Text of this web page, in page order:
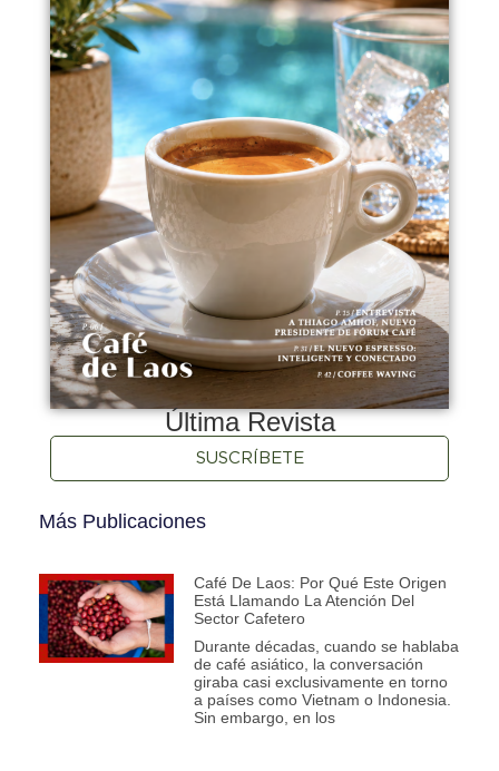
Última Revista
SUSCRÍBETE
Más Publicaciones
Café De Laos: Por Qué Este Origen
Está Llamando La Atención Del
Sector Cafetero
Durante décadas, cuando se hablaba
de café asiático, la conversación
giraba casi exclusivamente en torno
a países como Vietnam o Indonesia.
Sin embargo, en los